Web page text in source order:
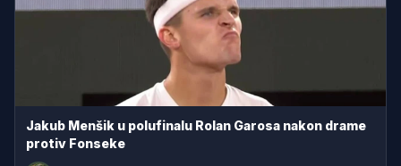
Jakub Menšik u polufinalu Rolan Garosa nakon drame
protiv Fonseke